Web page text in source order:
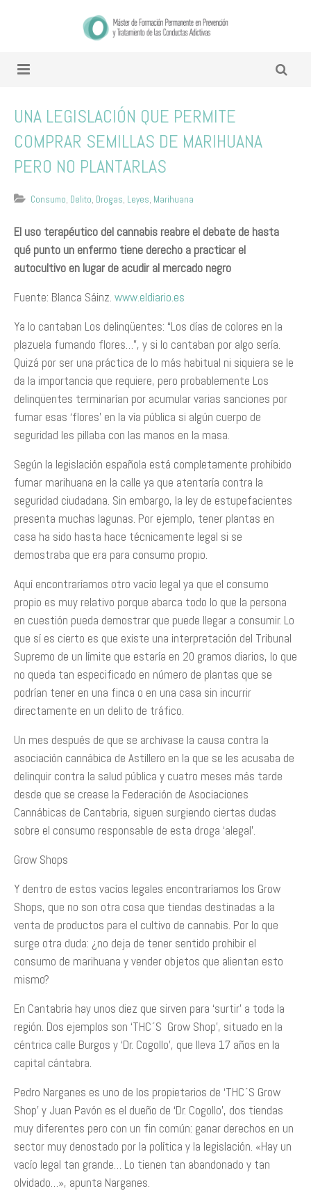
UNA LEGISLACIÓN QUE PERMITE
COMPRAR SEMILLAS DE MARIHUANA
PERO NO PLANTARLAS
Consumo, Delito, Drogas, Leyes, Marihuana
El uso terapéutico del cannabis reabre el debate de hasta
qué punto un enfermo tiene derecho a practicar el
autocultivo en lugar de acudir al mercado negro
Fuente: Blanca Sáinz. www.eldiario.es
Ya lo cantaban Los delinqüentes: “Los días de colores en la
plazuela fumando flores…”, y si lo cantaban por algo sería.
Quizá por ser una práctica de lo más habitual ni siquiera se le
da la importancia que requiere, pero probablemente Los
delinqüentes terminarían por acumular varias sanciones por
fumar esas ‘flores’ en la vía pública si algún cuerpo de
seguridad les pillaba con las manos en la masa.
Según la legislación española está completamente prohibido
fumar marihuana en la calle ya que atentaría contra la
seguridad ciudadana. Sin embargo, la ley de estupefacientes
presenta muchas lagunas. Por ejemplo, tener plantas en
casa ha sido hasta hace técnicamente legal si se
demostraba que era para consumo propio.
Aquí encontraríamos otro vacío legal ya que el consumo
propio es muy relativo porque abarca todo lo que la persona
en cuestión pueda demostrar que puede llegar a consumir. Lo
que sí es cierto es que existe una interpretación del Tribunal
Supremo de un límite que estaría en 20 gramos diarios, lo que
no queda tan especificado en número de plantas que se
podrían tener en una finca o en una casa sin incurrir
directamente en un delito de tráfico.
Un mes después de que se archivase la causa contra la
asociación cannábica de Astillero en la que se les acusaba de
delinquir contra la salud pública y cuatro meses más tarde
desde que se crease la Federación de Asociaciones
Cannábicas de Cantabria, siguen surgiendo ciertas dudas
sobre el consumo responsable de esta droga ‘alegal’.
Grow Shops
Y dentro de estos vacíos legales encontraríamos los Grow
Shops, que no son otra cosa que tiendas destinadas a la
venta de productos para el cultivo de cannabis. Por lo que
surge otra duda: ¿no deja de tener sentido prohibir el
consumo de marihuana y vender objetos que alientan esto
mismo?
En Cantabria hay unos diez que sirven para ‘surtir’ a toda la
región. Dos ejemplos son ‘THC´S Grow Shop’, situado en la
céntrica calle Burgos y ‘Dr. Cogollo’, que lleva 17 años en la
capital cántabra.
Pedro Narganes es uno de los propietarios de ‘THC´S Grow
Shop’ y Juan Pavón es el dueño de ‘Dr. Cogollo’, dos tiendas
muy diferentes pero con un fin común: ganar derechos en un
sector muy denostado por la política y la legislación. «Hay un
vacío legal tan grande… Lo tienen tan abandonado y tan
olvidado…», apunta Narganes.